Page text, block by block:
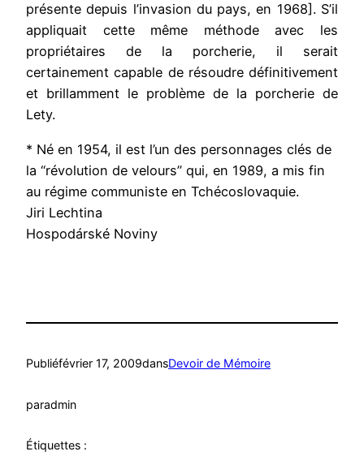
présente depuis l’invasion du pays, en 1968]. S’il
appliquait cette même méthode avec les
propriétaires de la porcherie, il serait
certainement capable de résoudre définitivement
et brillamment le problème de la porcherie de
Lety.
* Né en 1954, il est l’un des personnages clés de
la “révolution de velours” qui, en 1989, a mis fin
au régime communiste en Tchécoslovaquie.
Jiri Lechtina
Hospodárské Noviny
Publiéfévrier 17, 2009dansDevoir de Mémoire
paradmin
Étiquettes :